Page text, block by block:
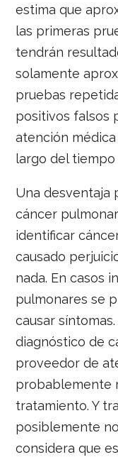
estima que
las primeras
tendrán
solamente
pruebas
positivos falsos
atención
largo del
Una desventaja
cáncer
identificar
causado
nada. En casos
pulmonares se
causar
diagnóstico de
proveedor de
probablemente
tratamiento. Y
posiblemente
considera que